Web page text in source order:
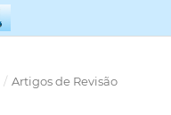
/ Artigos de Revisão